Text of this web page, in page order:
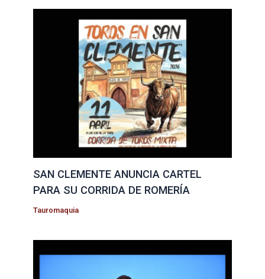
SAN CLEMENTE ANUNCIA CARTEL
PARA SU CORRIDA DE ROMERÍA
Tauromaquia